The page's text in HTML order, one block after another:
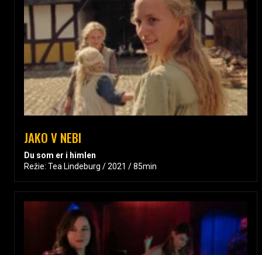
JAKO V NEBI
Du som er i himlen
Režie: Tea Lindeburg / 2021 / 85min